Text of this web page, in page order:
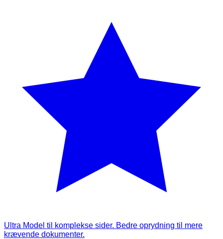
Ultra Model til komplekse sider. Bedre oprydning til mere
krævende dokumenter.